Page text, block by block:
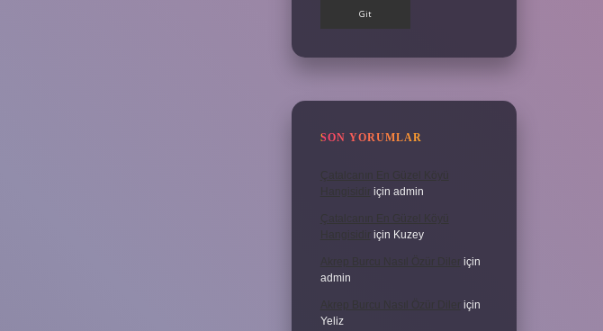
SON YORUMLAR
Çatalcanın En Güzel Köyü
Hangisidir için admin
Çatalcanın En Güzel Köyü
Hangisidir için Kuzey
Akrep Burcu Nasıl Özür Diler için
admin
Akrep Burcu Nasıl Özür Diler için
Yeliz